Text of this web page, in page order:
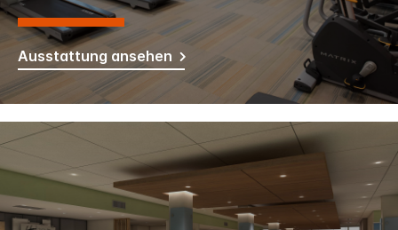
Ausstattung ansehen